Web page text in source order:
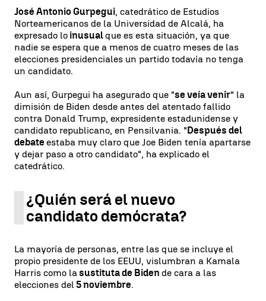
José Antonio Gurpegui, catedrático de Estudios
Norteamericanos de la Universidad de Alcalá, ha
expresado lo inusualque es esta situación, ya que
nadie se espera que a menos de cuatro meses de las
elecciones presidenciales un partido todavía no tenga
un candidato.
Aun así, Gurpegui ha asegurado que "se veía venir" la
dimisión de Biden desde antes del atentado fallido
contra Donald Trump, expresidente estadunidense y
candidato republicano, en Pensilvania. "Después del
debate estaba muy claro que Joe Biden tenía apartarse
y dejar paso a otro candidato", ha explicado el
catedrático.
¿Quién será el nuevo
candidato demócrata?
La mayoría de personas, entre las que se incluye el
propio presidente de los EEUU, vislumbran a Kamala
Harris como lasustituta de Biden de cara a las
elecciones del 5 noviembre.